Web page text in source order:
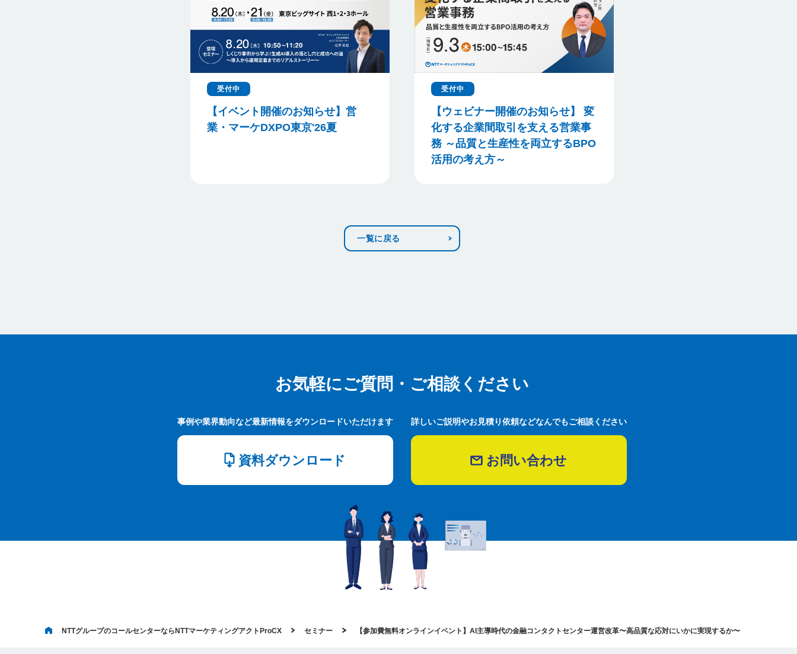
受付中
【イベント開催のお知らせ】営
業・マーケDXPO東京'26夏
受付中
【ウェビナー開催のお知らせ】 変
化する企業間取引を支える営業事
務 ～品質と生産性を両立するBPO
活用の考え方～
一覧に戻る
お気軽にご質問・ご相談ください
お気軽にご質問・ご相談ください
事例や業界動向など最新情報をダウンロードいただけます
資料ダウンロード
詳しいご説明やお見積り依頼などなんでもご相談ください
お問い合わせ
NTTグループのコールセンターならNTTマーケティングアクトProCX セミナー 【参加費無料オンラインイベント】AI主導時代の金融コンタクトセンター運営改革〜高品質な応対にいかに実現するか〜